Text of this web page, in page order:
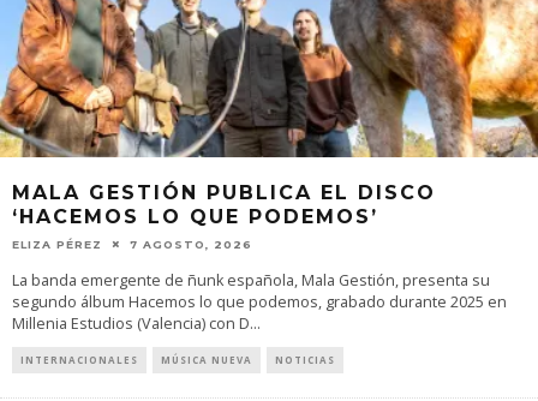
MALA GESTIÓN PUBLICA EL DISCO
‘HACEMOS LO QUE PODEMOS’
ELIZA PÉREZ 7 AGOSTO, 2026
La banda emergente de ñunk española, Mala Gestión, presenta su
segundo álbum Hacemos lo que podemos, grabado durante 2025 en
Millenia Estudios (Valencia) con D...
INTERNACIONALES MÚSICA NUEVA NOTICIAS